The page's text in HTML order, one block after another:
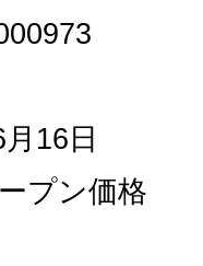
16日
プン価格